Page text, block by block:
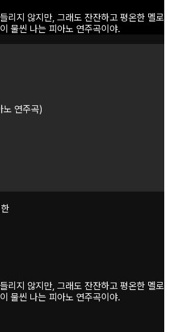
들리지 않지만, 그래도 잔잔하고 평온한 멜로
물씬 나는 피아노 연주곡이야.
연주곡)
리지 않지만, 그래도 잔잔하고 평온한 멜로
물씬 나는 피아노 연주곡이야.